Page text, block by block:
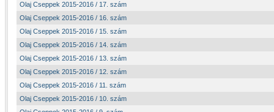
Olaj Cseppek 2015-2016 / 17. szám
Olaj Cseppek 2015-2016 / 16. szám
Olaj Cseppek 2015-2016 / 15. szám
Olaj Cseppek 2015-2016 / 14. szám
Olaj Cseppek 2015-2016 / 13. szám
Olaj Cseppek 2015-2016 / 12. szám
Olaj Cseppek 2015-2016 / 11. szám
Olaj Cseppek 2015-2016 / 10. szám